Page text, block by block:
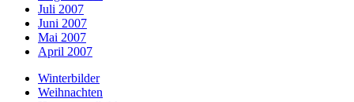
Juli 2007
Juni 2007
Mai 2007
April 2007
Winterbilder
Weihnachten